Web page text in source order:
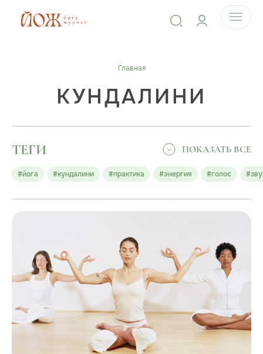
Главная
КУНДАЛИНИ
ТЕГИ ПОКАЗАТЬ ВСЕ
#йога #кундалини #практика #энергия #голос